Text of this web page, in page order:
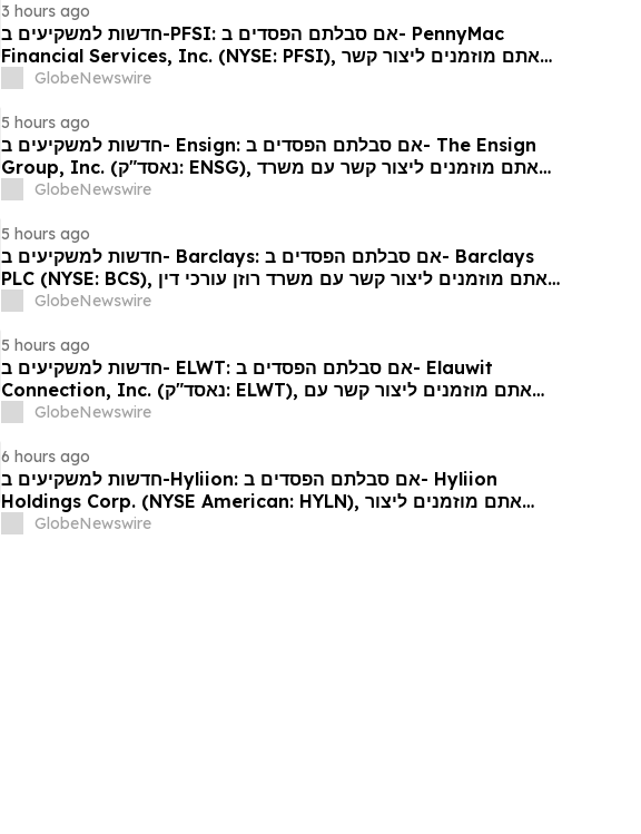
3 hours ago
חדשות למשקיעים ב-PFSI: אם סבלתם הפסדים ב- PennyMac
Financial Services, Inc. (NYSE: PFSI), אתם מוזמנים ליצור קשר
עם משרד רוזן עורכי דין בנוגע לזכויותיכם
GlobeNewswire
5 hours ago
חדשות למשקיעים ב- Ensign: אם סבלתם הפסדים ב- The Ensign
Group, Inc. (נאסד"ק: ENSG), אתם מוזמנים ליצור קשר עם משרד
רוזן עורכי דין בנוגע לזכויותיכם
GlobeNewswire
5 hours ago
חדשות למשקיעים ב- Barclays: אם סבלתם הפסדים ב- Barclays
PLC (NYSE: BCS), אתם מוזמנים ליצור קשר עם משרד רוזן עורכי דין
בנוגע לזכויותיכם
GlobeNewswire
5 hours ago
חדשות למשקיעים ב- ELWT: אם סבלתם הפסדים ב- Elauwit
Connection, Inc. (נאסד"ק: ELWT), אתם מוזמנים ליצור קשר עם
משרד רוזן עורכי דין בנוגע לזכויותיכם
GlobeNewswire
6 hours ago
חדשות למשקיעים ב-Hyliion: אם סבלתם הפסדים ב- Hyliion
Holdings Corp. (NYSE American: HYLN), אתם מוזמנים ליצור
קשר עם משרד רוזן עורכי דין בנוגע לזכויותיכם
GlobeNewswire